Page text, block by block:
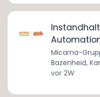
Micarna-
Bazenheid,
vor 2W